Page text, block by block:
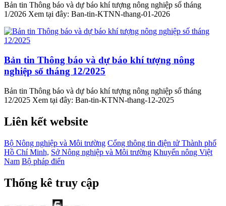
Bản tin Thông báo và dự báo khí tượng nông nghiệp số tháng
1/2026 Xem tại đây: Ban-tin-KTNN-thang-01-2026
Bản tin Thông báo và dự báo khí tượng nông
nghiệp số tháng 12/2025
Bản tin Thông báo và dự báo khí tượng nông nghiệp số tháng
12/2025 Xem tại đây: Ban-tin-KTNN-thang-12-2025
Liên kết website
Bộ Nông nghiệp và Môi trường Cổng thông tin điện tử Thành phố
Hồ Chí Minh, Sở Nông nghiệp và Môi trường Khuyến nông Việt
Nam Bộ pháp điển
Thống kê truy cập